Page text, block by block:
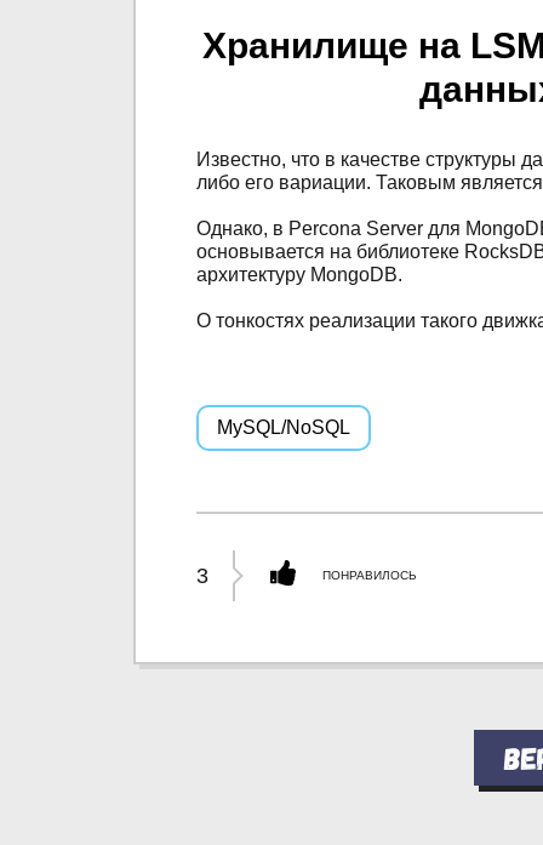
Хранилище на
Известно, что в качестве структуры
либо его вариации. Таковым
Однако, в Percona Server для
основывается на библиотеке
архитектуру MongoDB.
О тонкостях реализации такого
MySQL/NoSQL
3 ПОНРАВИЛОСЬ